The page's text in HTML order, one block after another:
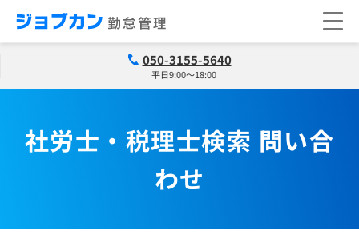
050-3155-5640
平日9:00～18:00
社労士・税理士検索 問い合
わせ